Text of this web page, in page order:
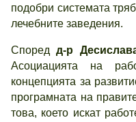
подобри системата
лечебните заведения.
Споредд-р
Асоциацията на
концепцията за
програмната на
това, което искат